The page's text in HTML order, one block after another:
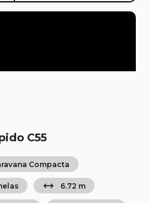
C55
Compacta
arrow_range 6.72 m